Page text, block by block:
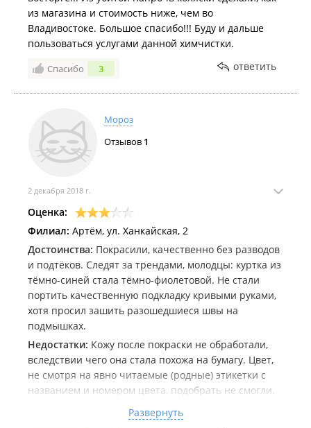
из магазина и стоимость ниже, чем во
Владивостоке. Большое спасибо!!! Буду и дальше
пользоваться услугами данной химчистки.
Спасибо 3 ответить
Мороз
Отзывов 1
2 декабря 2018 г.
Оценка:
Филиал: Артём, ул. Ханкайская, 2
Достоинства: Покрасили, качественно без разводов
и подтёков. Следят за трендами, молодцы: куртка из
тёмно-синей стала тёмно-фиолетовой. Не стали
портить качественную подкладку кривыми руками,
хотя просил зашить разошедшиеся швы на
подмышках.
Недостатки: Кожу после покраски не обработали,
вследствии чего она стала похожа на бумагу. Цвет,
не смотря на явно читаемые (родные) этикетки с
названием и номером цвета, подобрать не смогли.
хотя в договоре это было указано. Не
Развернуть